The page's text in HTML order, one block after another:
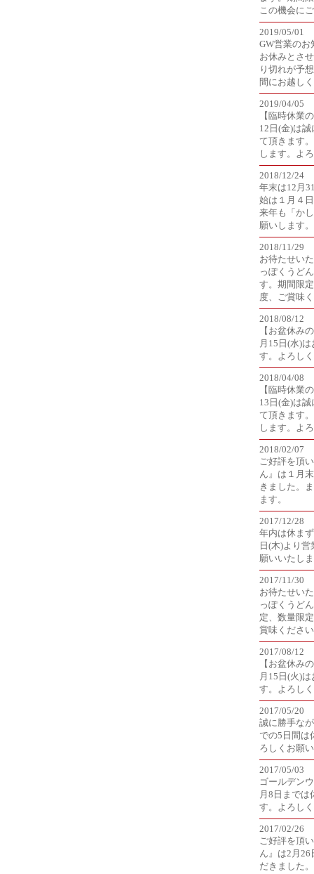
この機会に
2019/05/01
GW営業のお
お休みとさ
り切れが予
間にお越し
2019/04/05
【臨時休業
12日(金)は
て頂きます
します。よ
2018/12/24
年末は12月
始は１月４
来年も「か
願いします。
2018/11/29
お待たせい
っぽくうど
す。期間限
度、ご賞味
2018/08/12
【お盆休み
月15日(水)
す。よろし
2018/04/08
【臨時休業
13日(金)は
て頂きます
します。よ
2018/02/07
ご好評を頂
ん』は１月
きました。
ます。
2017/12/28
年内は休ま
日(木)より
願いいたし
2017/11/30
お待たせい
っぽくうど
定、数量限
賞味くださ
2017/08/12
【お盆休み
月15日(火)
す。よろし
2017/05/20
誠に勝手な
での5日間は
ろしくお願
2017/05/03
ゴールデン
月8日までは
す。よろし
2017/02/26
ご好評を頂
ん』は2月26
だきました